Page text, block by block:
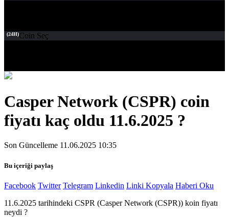
(24H)Coin Seç
Casper Network (CSPR) coin
fiyatı kaç oldu 11.6.2025 ?
Son Güncelleme 11.06.2025 10:35
Bu içeriği paylaş
Facebook Twitter Telegram Linkedin Linki Kopyala Haberi Oku
11.6.2025 tarihindeki CSPR (Casper Network (CSPR)) koin fiyatı
neydi ?